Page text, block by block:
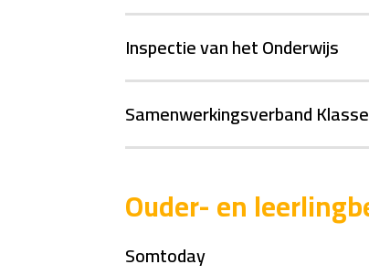
Inspectie van het Onderwijs
Samenwerkingsverband Klasse
Ouder- en
Somtoday